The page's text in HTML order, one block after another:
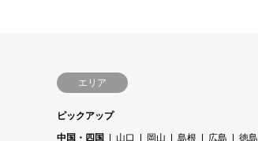
エリア
ピックアップ
中国・四国
山口 岡山 島根 広島 徳島